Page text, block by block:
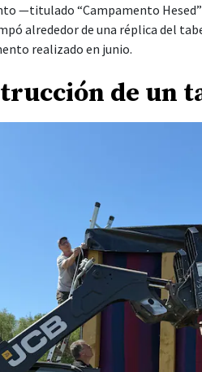
—titulado “Campamento
alrededor de una réplica del
realizado en junio.
de un